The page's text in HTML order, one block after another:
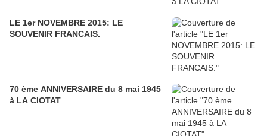
LE 1er NOVEMBRE 2015: LE
SOUVENIR FRANCAIS.
70 ème ANNIVERSAIRE du 8 mai 1945
à LA CIOTAT